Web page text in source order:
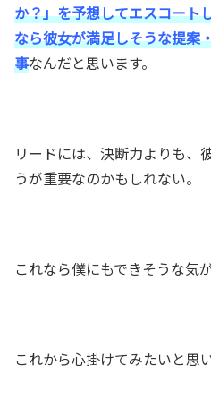
か？」を予想してエスコート
なら彼女が満足しそうな提案
事なんだと思います。
リードには、決断力よりも、
うが重要なのかもしれない。
これなら僕にもできそうな気
これから心掛けてみたいと思